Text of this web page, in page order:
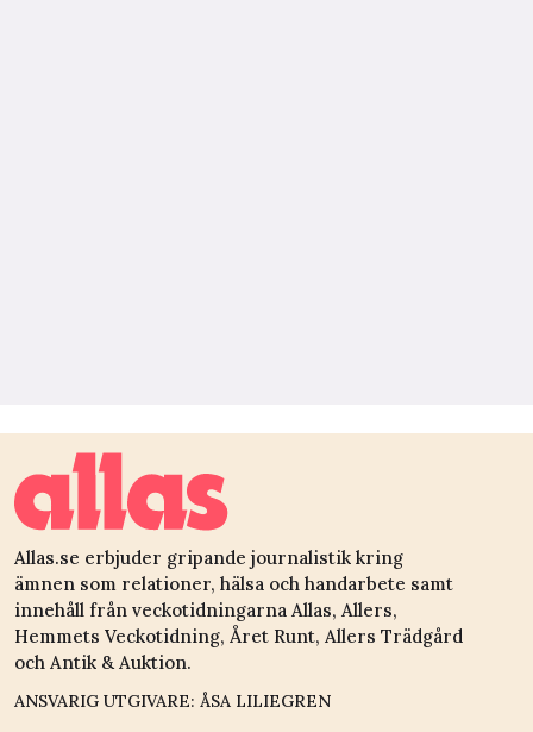
Allas.se erbjuder gripande journalistik kring
ämnen som relationer, hälsa och handarbete samt
innehåll från veckotidningarna Allas, Allers,
Hemmets Veckotidning, Året Runt, Allers Trädgård
och Antik & Auktion.
ANSVARIG UTGIVARE: ÅSA LILIEGREN